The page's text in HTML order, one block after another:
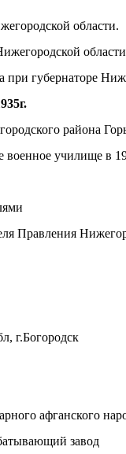
области.
при губернаторе
района
училище в
Правления
г.Богородск
афганского
завод